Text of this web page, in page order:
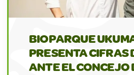
BIOPARQUE
PRESENTA CIFRAS
ANTE EL